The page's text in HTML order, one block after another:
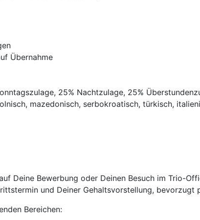
Übernahme
25% Nachtzulage, 25%
mazedonisch, serbokroatisch, türkisch,
Deine Bewerbung oder Deinen Besuch im Trio-
und Deiner Gehaltsvorstellung, bevorzugt
Bereichen: